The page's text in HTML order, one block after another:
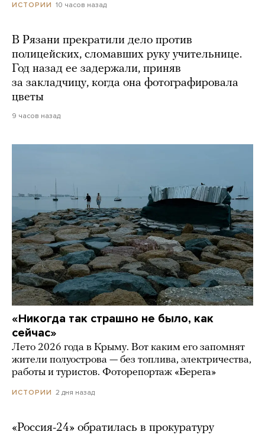
ИСТОРИИ 10 часов назад
В Рязани прекратили дело против
полицейских, сломавших руку учительнице.
Год назад ее задержали, приняв
за закладчицу, когда она фотографировала
цветы
9 часов назад
«Никогда так страшно не было, как
сейчас»
Лето 2026 года в Крыму. Вот каким его запомнят
жители полуострова — без топлива, электричества,
работы и туристов. Фоторепортаж «Берега»
ИСТОРИИ 2 дня назад
«Россия-24» обратилась в прокуратуру